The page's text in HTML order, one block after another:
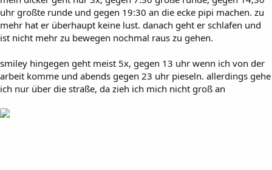
uhr großte runde und gegen 19:30 an die ecke pipi machen. zu
mehr hat er überhaupt keine lust. danach geht er schlafen und
ist nicht mehr zu bewegen nochmal raus zu gehen.
smiley hingegen geht meist 5x, gegen 13 uhr wenn ich von der
arbeit komme und abends gegen 23 uhr pieseln. allerdings gehe
ich nur über die straße, da zieh ich mich nicht groß an